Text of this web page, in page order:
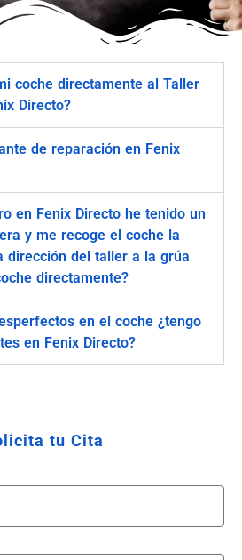
coche directamente al Taller
Directo?
de reparación en Fenix
en Fenix Directo he tenido un
y me recoge el coche la
dirección del taller a la grúa
directamente?
en el coche ¿tengo
en Fenix Directo?
tu Cita